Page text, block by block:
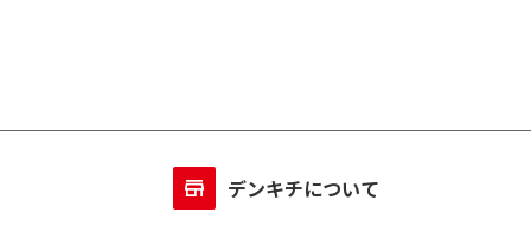
デンキチについて